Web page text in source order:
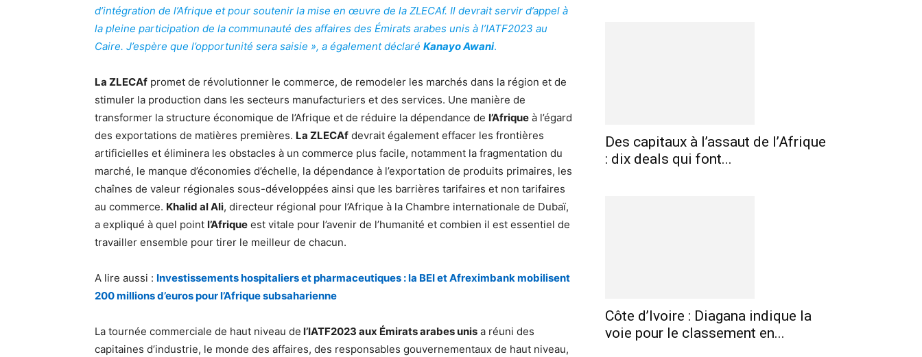
d’intégration de l’Afrique et pour soutenir la mise en œuvre de la ZLECAf. Il devrait servir d’appel à
la pleine participation de la communauté des affaires des Émirats arabes unis à l’IATF2023 au
Caire. J’espère que l’opportunité sera saisie », a également déclaré Kanayo Awani.
La ZLECAf promet de révolutionner le commerce, de remodeler les marchés dans la région et de
stimuler la production dans les secteurs manufacturiers et des services. Une manière de
transformer la structure économique de l’Afrique et de réduire la dépendance de l’Afrique à l’égard
des exportations de matières premières. La ZLECAf devrait également effacer les frontières
artificielles et éliminera les obstacles à un commerce plus facile, notamment la fragmentation du
marché, le manque d’économies d’échelle, la dépendance à l’exportation de produits primaires, les
chaînes de valeur régionales sous-développées ainsi que les barrières tarifaires et non tarifaires
au commerce. Khalid al Ali, directeur régional pour l’Afrique à la Chambre internationale de Dubaï,
a expliqué à quel point l’Afrique est vitale pour l’avenir de l’humanité et combien il est essentiel de
travailler ensemble pour tirer le meilleur de chacun.
A lire aussi : Investissements hospitaliers et pharmaceutiques : la BEI et Afreximbank mobilisent
200 millions d’euros pour l’Afrique subsaharienne
La tournée commerciale de haut niveau de l’IATF2023 aux Émirats arabes unis a réuni des
capitaines d’industrie, le monde des affaires, des responsables gouvernementaux de haut niveau,
Des capitaux à l’assaut de l’Afrique
: dix deals qui font...
Côte d’Ivoire : Diagana indique la
voie pour le classement en...